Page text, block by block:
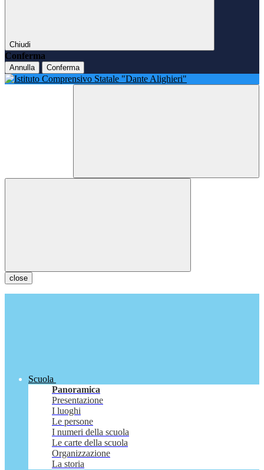
Chiudi
Conferma
Annulla Conferma
close
Scuola
Panoramica
Presentazione
I luoghi
Le persone
I numeri della scuola
Le carte della scuola
Organizzazione
La storia